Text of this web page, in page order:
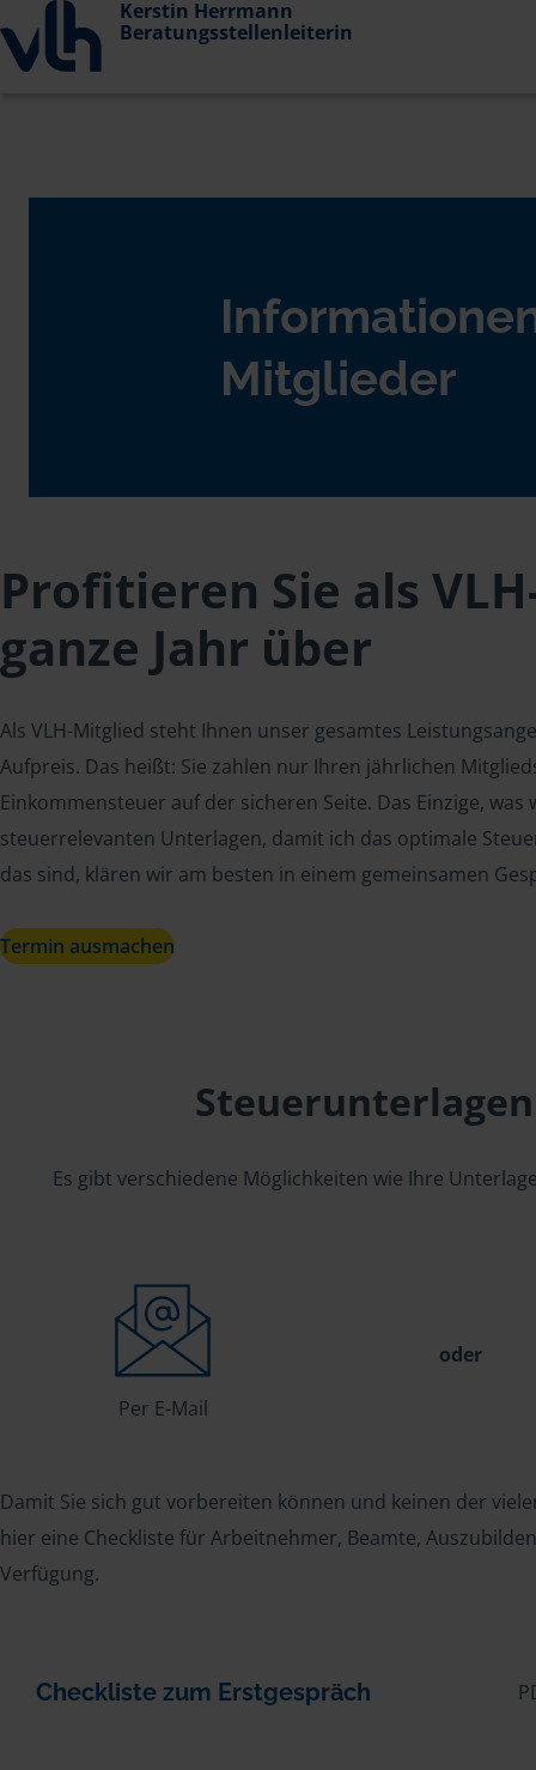
Kerstin Herrmann
Beratungsstellenleiterin
Mitglieder
Profitieren Sie als
ganze Jahr über
Als VLH-Mitglied steht Ihnen unser gesamtes
Aufpreis. Das heißt: Sie zahlen nur Ihren jährlichen
Einkommensteuer auf der sicheren Seite. Das Einzige,
steuerrelevanten Unterlagen, damit ich das optimale
das sind, klären wir am besten in einem gemeinsamen
Termin ausmachen
Es gibt verschiedene Möglichkeiten wie Ihre
Per E-Mail
oder
Damit Sie sich gut vorbereiten können und keinen der
hier eine Checkliste für Arbeitnehmer, Beamte,
Verfügung.
Checkliste zum Erstgespräch